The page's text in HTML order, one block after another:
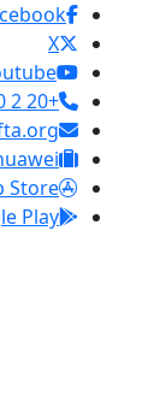
X
+20 2 25970400
Store
Play